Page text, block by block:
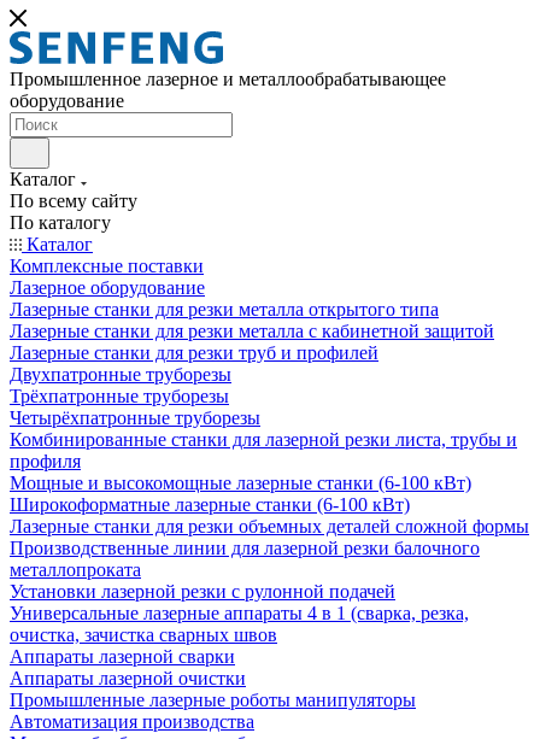
Промышленное лазерное и металлообрабатывающее
оборудование
Каталог
По всему сайту
По каталогу
Каталог
Комплексные поставки
Лазерное оборудование
Лазерные станки для резки металла открытого типа
Лазерные станки для резки металла с кабинетной защитой
Лазерные станки для резки труб и профилей
Двухпатронные труборезы
Трёхпатронные труборезы
Четырёхпатронные труборезы
Комбинированные станки для лазерной резки листа, трубы и
профиля
Мощные и высокомощные лазерные станки (6-100 кВт)
Широкоформатные лазерные станки (6-100 кВт)
Лазерные станки для резки объемных деталей сложной формы
Производственные линии для лазерной резки балочного
металлопроката
Установки лазерной резки с рулонной подачей
Универсальные лазерные аппараты 4 в 1 (сварка, резка,
очистка, зачистка сварных швов
Аппараты лазерной сварки
Аппараты лазерной очистки
Промышленные лазерные роботы манипуляторы
Автоматизация производства